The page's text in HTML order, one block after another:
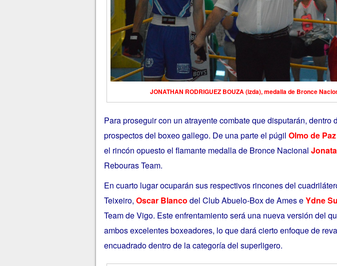
JONATHAN RODRIGUEZ BOUZA (izda), medalla de Bronce
Para proseguir con un atrayente combate que disputarán, dentro
prospectos del boxeo gallego. De una parte el púgil Olmo de Paz
el rincón opuesto el flamante medalla de Bronce Nacional
Rebouras Team.
En cuarto lugar ocuparán sus respectivos rincones del
Teixeiro, Oscar Blanco del Club Abuelo-Box de Ames eYdne
Team de Vigo. Este enfrentamiento será una nueva versión del
ambos excelentes boxeadores, lo que dará cierto enfoque de
encuadrado dentro de la categoría del superligero.